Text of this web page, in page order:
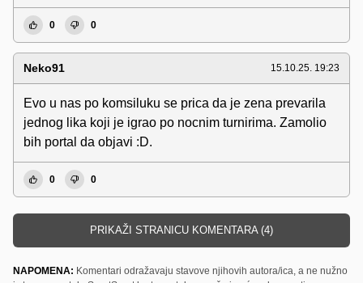
0 0
Neko91 15.10.25. 19:23
Evo u nas po komsiluku se prica da je zena prevarila
jednog lika koji je igrao po nocnim turnirima. Zamolio
bih portal da objavi :D.
0 0
PRIKAŽI STRANICU KOMENTARA (4)
NAPOMENA: Komentari odražavaju stavove njihovih autora/ica, a ne nužno